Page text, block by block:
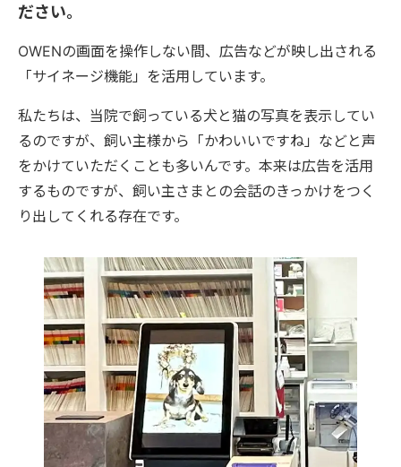
ださい。
OWENの画面を操作しない間、広告などが映し出される
「サイネージ機能」を活用しています。
私たちは、当院で飼っている犬と猫の写真を表示してい
るのですが、飼い主様から「かわいいですね」などと声
をかけていただくことも多いんです。本来は広告を活用
するものですが、飼い主さまとの会話のきっかけをつく
り出してくれる存在です。